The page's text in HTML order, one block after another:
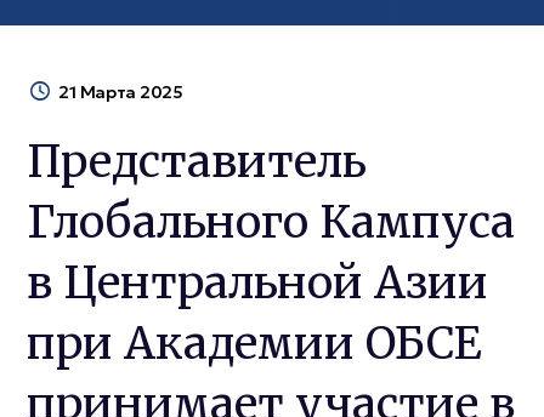
21 Марта 2025
Представитель
Глобального Кампуса
в Центральной Азии
при Академии ОБСЕ
принимает участие в